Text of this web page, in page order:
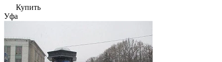
Купить
Уфа